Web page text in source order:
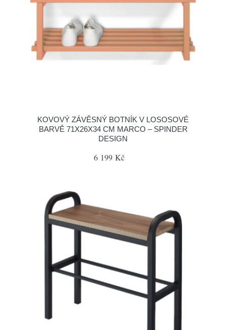
KOVOVÝ ZÁVĚSNÝ BOTNÍK V LOSOSOVÉ
BARVĚ 71X26X34 CM MARCO – SPINDER
DESIGN
6 199 Kč